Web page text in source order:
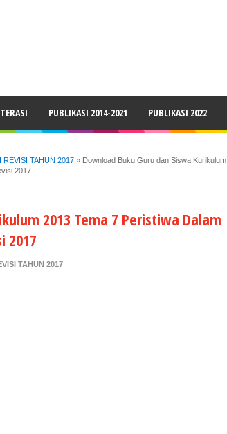
PUBLIKASI 2014-2021 PUBLIKASI 2022
REVISI TAHUN 2017 » Download Buku Guru dan Siswa Kurikulum
2017
2013 Tema 7 Peristiwa Dalam
2017
TAHUN 2017